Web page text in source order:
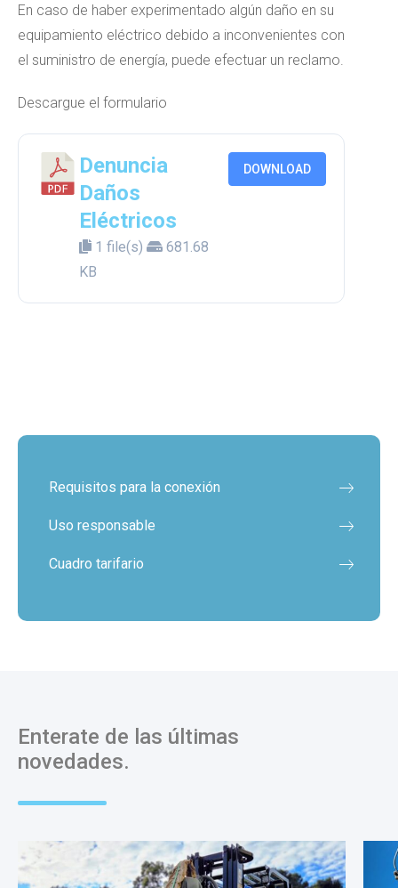
En caso de haber experimentado algún daño en su
equipamiento eléctrico debido a inconvenientes con
el suministro de energía, puede efectuar un reclamo.
Descargue el formulario
Denuncia
Daños
Eléctricos
1 file(s)
681.68
KB
DOWNLOAD
Requisitos para la conexión
Uso responsable
Cuadro tarifario
Enterate de las últimas
novedades.